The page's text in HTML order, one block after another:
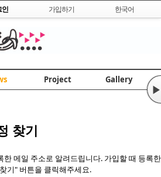
Skip to content
인 가입하기 한국어
Project Gallery
▶
찾기
메일 주소로 알려드립니다. 가입할 때 등록한
기" 버튼을 클릭해주세요.